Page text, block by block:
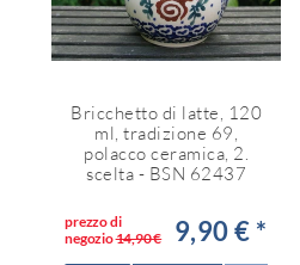
Bricchetto di latte, 120
ml, tradizione 69,
polacco ceramica, 2.
scelta - BSN 62437
prezzo di
negozio14,90 € 9,90 € *